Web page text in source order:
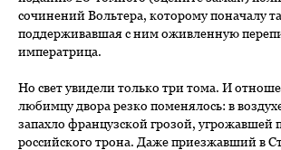
сочинений Вольтера, которому поначалу
поддерживавшая с ним оживленную
императрица.
Но свет увидели только три тома. И
любимцу двора резко поменялось: в
запахло французской грозой, угрожавшей
российского трона. Даже приезжавший в